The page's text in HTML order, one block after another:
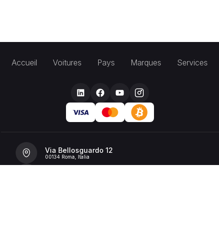
Accueil Voitures Pays Marques Services
Via Bellosguardo 12
00134 Roma, Italia